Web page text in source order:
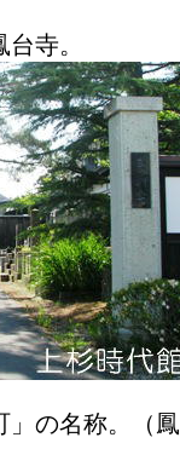
寺。
」の名称。（